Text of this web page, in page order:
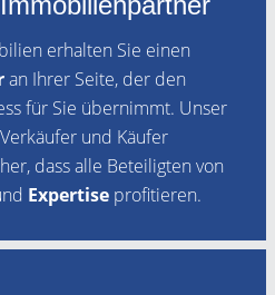
erhalten Sie einen
an Ihrer Seite, der den
für Sie übernimmt. Unser
und Käufer
dass alle Beteiligten von
Expertise profitieren.